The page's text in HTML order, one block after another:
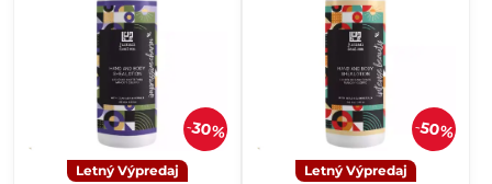
30%
Letný Výpredaj
50%
Letný Výpredaj